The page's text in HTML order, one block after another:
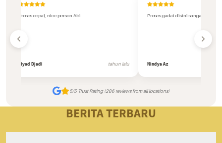
Proses cepat, nice person Abi
Ziyad Djadi tahun lalu
Proses gadai disini sangat mudah
Nindya Az
5/5 Trust Rating (286 reviews from all locations)
BERITA TERBARU